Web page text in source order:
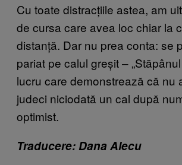
Cu toate distracțiile astea, am
de cursa care avea loc chiar la
distanță. Dar nu prea conta: se
pariat pe calul greșit –
lucru care demonstrează că nu
judeci niciodată un cal după
optimist.
Traducere: Dana Alecu